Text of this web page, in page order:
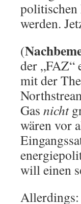
politischen
werden.
(
der „FAZ“
mit der
Gas nicht
wären vor
will einen
Allerdings: